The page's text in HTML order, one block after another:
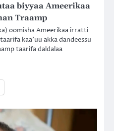
biyyaa Ameerikaa
Traamp
oomisha Ameerikaa irratti
kaa’uu akka dandeessu
taarifa daldalaa